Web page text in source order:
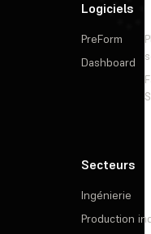
Logiciels
PreForm
Dashboard
Secteurs
Ingénierie
Production